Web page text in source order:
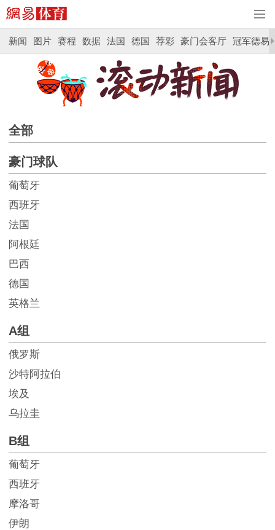
新闻 图片 赛程 数据 法国 德国 荐彩 豪门会客厅 冠军德易
全部
豪门球队
葡萄牙
西班牙
法国
阿根廷
巴西
德国
英格兰
A组
俄罗斯
沙特阿拉伯
埃及
乌拉圭
B组
葡萄牙
西班牙
摩洛哥
伊朗